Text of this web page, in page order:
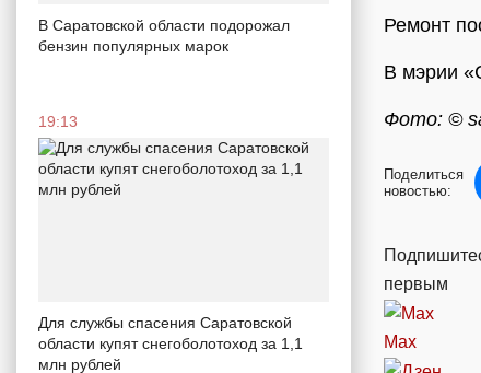
В Саратовской области подорожал
бензин популярных марок
19:13
Для службы спасения Саратовской
области купят снегоболотоход за 1,1
млн рублей
Ремонт
В мэрии
Фото: ©
Поделиться
новостью:
первым
Max